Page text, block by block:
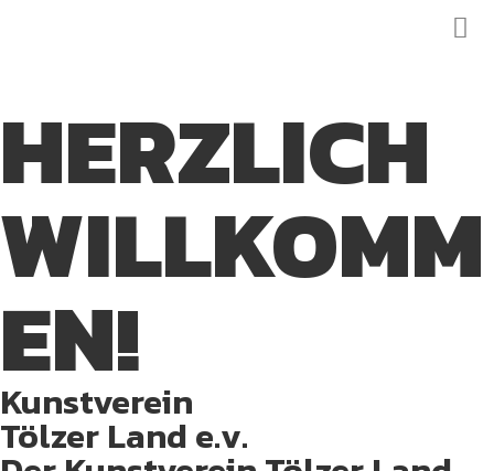
HERZLICH
WILLKOMM
EN!
Kunstverein
Tölzer Land e.v.